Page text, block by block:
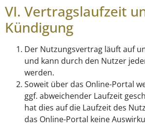
VI. Vertragslaufzeit
Kündigung
Der Nutzungsvertrag läuft auf
und kann durch den Nutzer
werden.
Soweit über das Online-Portal
ggf. abweichender Laufzeit
hat dies auf die Laufzeit des
das Online-Portal keine